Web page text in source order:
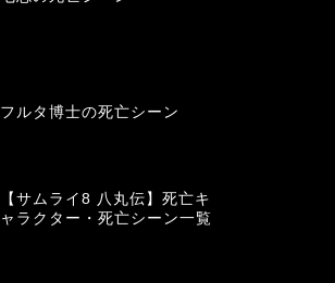
フルタ博士の死亡シーン
【サムライ8 八丸伝】死亡キ
ャラクター・死亡シーン一覧